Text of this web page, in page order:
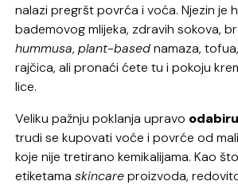
nalazi pregršt povrća i voća. Njezin je
bademovog mlijeka, zdravih sokova,
hummusa,plant-basednamaza,
rajčica, ali pronaći ćete tu i pokoju
lice.
Veliku pažnju poklanja upravo
trudi se kupovati voće i povrće od
koje nije tretirano kemikalijama. Kao
etiketamaskincareproizvoda,